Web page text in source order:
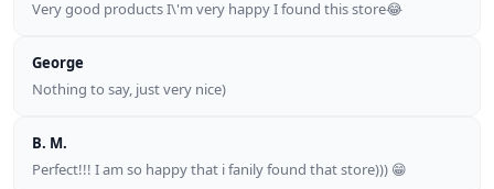
Very good products I\'m very happy I found this store😂
George
Nothing to say, just very nice)
B. M.
Perfect!!! I am so happy that i fanily found that store))) 😁